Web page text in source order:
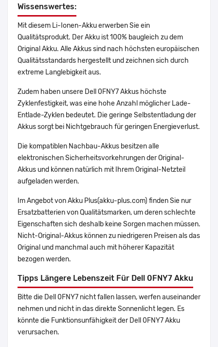
Wissenswertes:
Mit diesem Li-Ionen-Akku erwerben Sie ein
Qualitätsprodukt. Der Akku ist 100% baugleich zu dem
Original Akku. Alle Akkus sind nach höchsten europäischen
Qualitätsstandards hergestellt und zeichnen sich durch
extreme Langlebigkeit aus.
Zudem haben unsere Dell 0FNY7 Akkus höchste
Zyklenfestigkeit, was eine hohe Anzahl möglicher Lade-
Entlade-Zyklen bedeutet. Die geringe Selbstentladung der
Akkus sorgt bei Nichtgebrauch für geringen Energieverlust.
Die kompatiblen Nachbau-Akkus besitzen alle
elektronischen Sicherheitsvorkehrungen der Original-
Akkus und können natürlich mit Ihrem Original-Netzteil
aufgeladen werden.
Im Angebot von Akku Plus(akku-plus.com) finden Sie nur
Ersatzbatterien von Qualitätsmarken, um deren schlechte
Eigenschaften sich deshalb keine Sorgen machen müssen.
Nicht-Original-Akkus können zu niedrigeren Preisen als das
Original und manchmal auch mit höherer Kapazität
bezogen werden.
Tipps Längere Lebenszeit Für Dell 0FNY7 Akku
Bitte die Dell 0FNY7 nicht fallen lassen, werfen auseinander
nehmen und nicht in das direkte Sonnenlicht legen. Es
könnte die Funktionsunfähigkeit der Dell 0FNY7 Akku
verursachen.